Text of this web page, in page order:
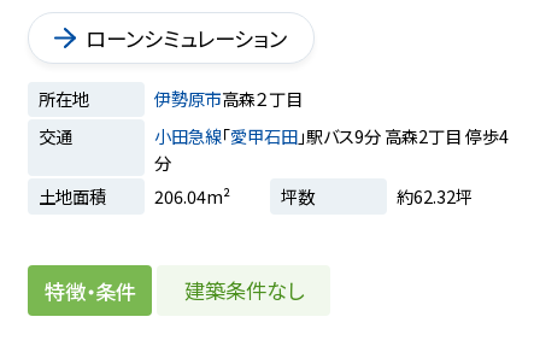
ローンシミュレーション
所在地 伊勢原市高森２丁目
交通
小田急線「愛甲石田」駅バス9分 高森2丁目 停歩4
分
土地面積
206.04m² 坪数 約62.32坪
特徴・条件 建築条件なし